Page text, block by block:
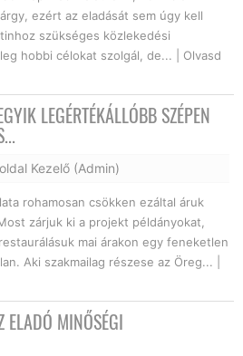
ezért az eladását sem úgy kell
szükséges közlekedési
hobbi célokat szolgál, de... | Olvasd
LEGÉRTÉKÁLLÓBB SZÉPEN
Kezelő (Admin)
rohamosan csökken ezáltal áruk
zárjuk ki a projekt példányokat,
mai árakon egy feneketlen
Aki szakmailag részese az Öreg... |
ELADÓ MINŐSÉGI